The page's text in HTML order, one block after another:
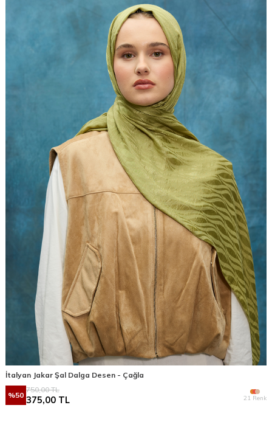
İtalyan Jakar Şal Dalga Desen - Çağla
%50
750,00TL
375,00 TL 21 Renk